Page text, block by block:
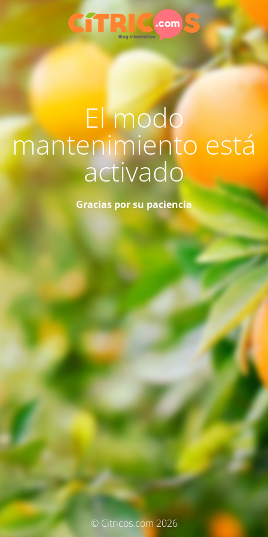
El modo
mantenimiento está
activado
Gracias por su paciencia
© Citricos.com 2026